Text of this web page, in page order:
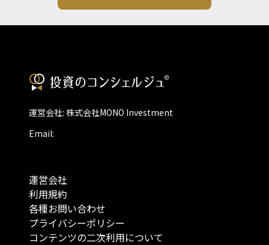
運営会社: 株式会社MONO Investment
Email:
運営会社
利用規約
各種お問い合わせ
プライバシーポリシー
コンテンツの二次利用について